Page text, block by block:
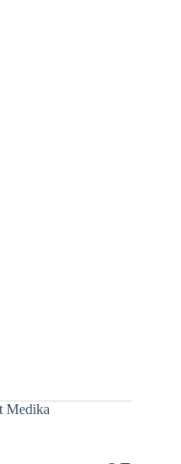
Medika